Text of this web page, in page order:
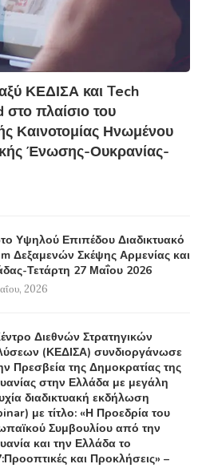
ΚΕΔΙΣΑ και Tech
πλαίσιο του
Καινοτομίας Ηνωμένου
Ένωσης-Ουκρανίας-
Υψηλού Επιπέδου Διαδικτυακό
Δεξαμενών Σκέψης Αρμενίας και
Τετάρτη 27 Μαΐου 2026
2026
Διεθνών Στρατηγικών
(ΚΕΔΙΣΑ) συνδιοργάνωσε
Πρεσβεία της Δημοκρατίας της
στην Ελλάδα με μεγάλη
διαδικτυακή εκδήλωση
με τίτλο: «Η Προεδρία του
Συμβουλίου από την
και την Ελλάδα το
και Προκλήσεις» –